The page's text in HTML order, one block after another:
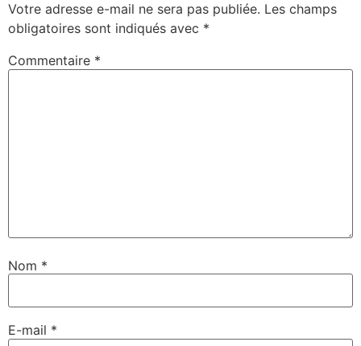
Votre adresse e-mail ne sera pas publiée. Les champs
obligatoires sont indiqués avec *
Commentaire *
Nom *
E-mail *